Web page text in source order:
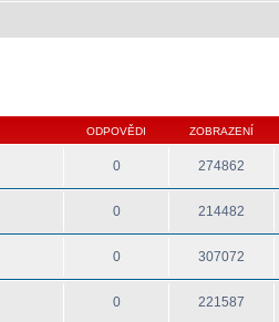
ODPOVĚDI ZOBRAZENÍ
0 274862
0 214482
0 307072
0 221587